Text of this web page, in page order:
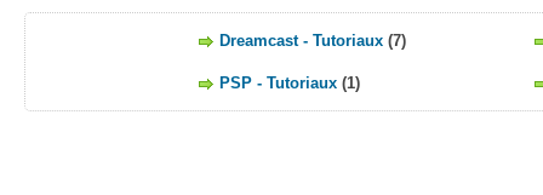
Dreamcast - Tutoriaux (7)
PSP - Tutoriaux (1)